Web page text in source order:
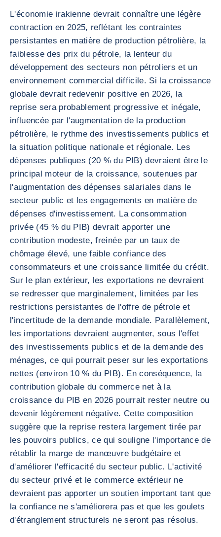
L'économie irakienne devrait connaître une légère
contraction en 2025, reflétant les contraintes
persistantes en matière de production pétrolière, la
faiblesse des prix du pétrole, la lenteur du
développement des secteurs non pétroliers et un
environnement commercial difficile. Si la croissance
globale devrait redevenir positive en 2026, la
reprise sera probablement progressive et inégale,
influencée par l'augmentation de la production
pétrolière, le rythme des investissements publics et
la situation politique nationale et régionale. Les
dépenses publiques (20 % du PIB) devraient être le
principal moteur de la croissance, soutenues par
l'augmentation des dépenses salariales dans le
secteur public et les engagements en matière de
dépenses d'investissement. La consommation
privée (45 % du PIB) devrait apporter une
contribution modeste, freinée par un taux de
chômage élevé, une faible confiance des
consommateurs et une croissance limitée du crédit.
Sur le plan extérieur, les exportations ne devraient
se redresser que marginalement, limitées par les
restrictions persistantes de l'offre de pétrole et
l'incertitude de la demande mondiale. Parallèlement,
les importations devraient augmenter, sous l'effet
des investissements publics et de la demande des
ménages, ce qui pourrait peser sur les exportations
nettes (environ 10 % du PIB). En conséquence, la
contribution globale du commerce net à la
croissance du PIB en 2026 pourrait rester neutre ou
devenir légèrement négative. Cette composition
suggère que la reprise restera largement tirée par
les pouvoirs publics, ce qui souligne l'importance de
rétablir la marge de manœuvre budgétaire et
d'améliorer l'efficacité du secteur public. L'activité
du secteur privé et le commerce extérieur ne
devraient pas apporter un soutien important tant que
la confiance ne s'améliorera pas et que les goulets
d'étranglement structurels ne seront pas résolus.